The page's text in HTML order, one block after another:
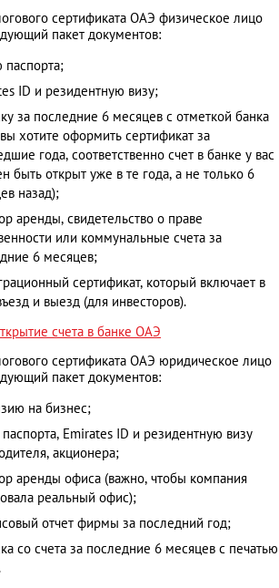
сертификата ОАЭ физическое лицо
пакет документов:
паспорта;
ID и резидентную визу;
за последние 6 месяцев с отметкой банка
хотите оформить сертификат за
года, соответственно счет в банке у вас
быть открыт уже в те года, а не только 6
назад);
аренды, свидетельство о праве
или коммунальные счета за
6 месяцев;
сертификат, который включает в
и выезд (для инвесторов).
счета в банке ОАЭ
сертификата ОАЭ юридическое лицо
пакет документов:
на бизнес;
паспорта, Emirates ID и резидентную визу
акционера;
аренды офиса (важно, чтобы компания
реальный офис);
отчет фирмы за последний год;
со счета за последние 6 месяцев с печатью